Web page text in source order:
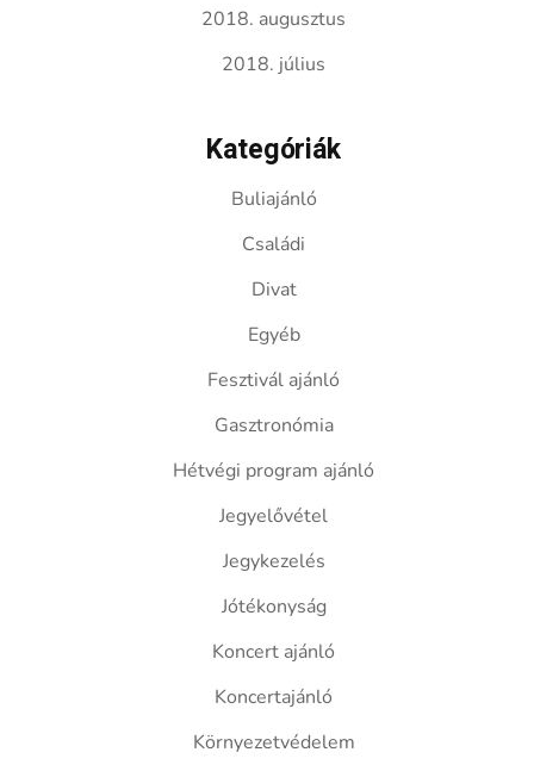
2018. augusztus
2018. július
Kategóriák
Buliajánló
Családi
Divat
Egyéb
Fesztivál ajánló
Gasztronómia
Hétvégi program ajánló
Jegyelővétel
Jegykezelés
Jótékonyság
Koncert ajánló
Koncertajánló
Környezetvédelem